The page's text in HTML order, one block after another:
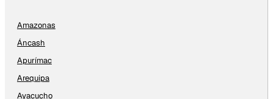
Amazonas
Áncash
Apurímac
Arequipa
Ayacucho